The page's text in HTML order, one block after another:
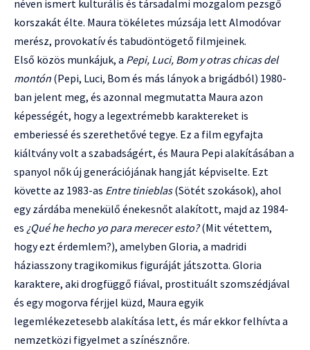
néven ismert kulturális és társadalmi mozgalom pezsgő
korszakát élte. Maura tökéletes múzsája lett Almodóvar
merész, provokatív és tabudöntögető filmjeinek.
Első közös munkájuk, a Pepi, Luci, Bom y otras chicas del
montón (Pepi, Luci, Bom és más lányok a brigádból) 1980-
ban jelent meg, és azonnal megmutatta Maura azon
képességét, hogy a legextrémebb karaktereket is
emberiessé és szerethetővé tegye. Ez a film egyfajta
kiáltvány volt a szabadságért, és Maura Pepi alakításában a
spanyol nők új generációjának hangját képviselte. Ezt
követte az 1983-as Entre tinieblas(Sötét szokások), ahol
egy zárdába menekülő énekesnőt alakított, majd az 1984-
es ¿Qué he hecho yo para merecer esto?(Mit vétettem,
hogy ezt érdemlem?), amelyben Gloria, a madridi
háziasszony tragikomikus figuráját játszotta. Gloria
karaktere, aki drogfüggő fiával, prostituált szomszédjával
és egy mogorva férjjel küzd, Maura egyik
legemlékezetesebb alakítása lett, és már ekkor felhívta a
nemzetközi figyelmet a színésznőre.